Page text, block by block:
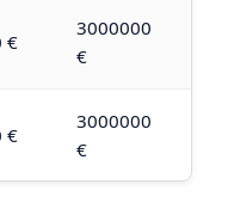
€
3000000
€
€
3000000
€